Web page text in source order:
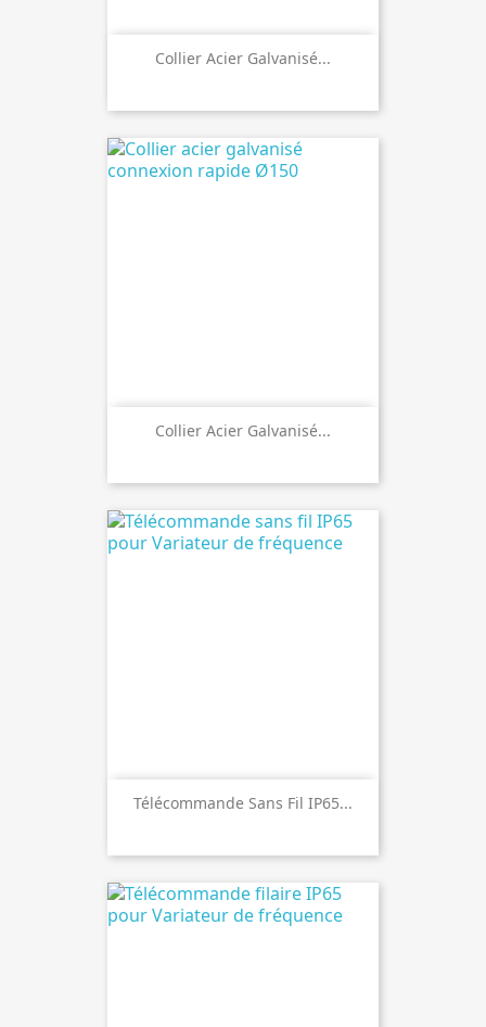
Collier Acier Galvanisé...
Collier Acier Galvanisé...
Télécommande Sans Fil IP65...